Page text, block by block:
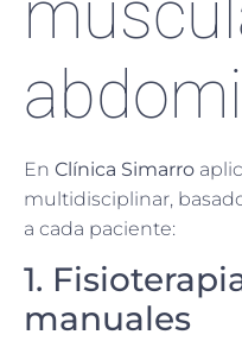
En Clínica Simarro
multidisciplinar,
a cada paciente:
1.
manuales